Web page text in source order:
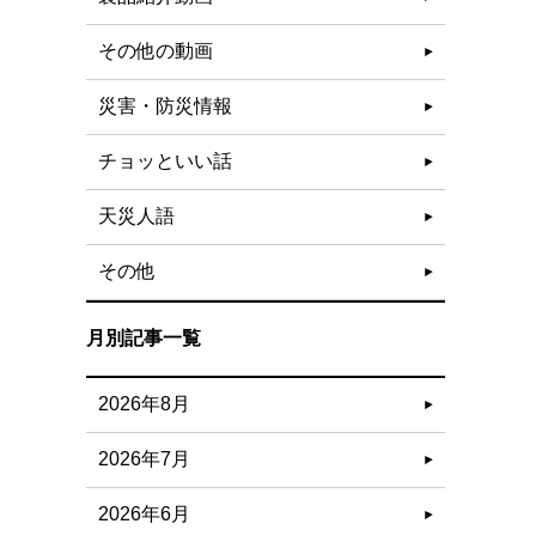
その他の動画
災害・防災情報
チョッといい話
天災人語
その他
月別記事一覧
2026年8月
2026年7月
2026年6月